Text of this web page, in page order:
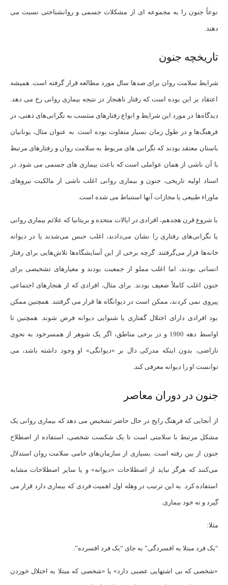
نوعاً جنون را به مجموعه ای از مشکلات جسمی و روانشناختی نسبت می
دهند.
تاریخچه جنون
شرایط سلامت روان برای صدها سال مورد مطالعه قرار گرفته است. همیشه
اعتقاد بر این بوده است که رفتار ناهنجار در نتیجه بیماری روانی رخ می دهد.
دیدگاه‌ها در مورد این شرایط و انواع رفتارهای منتسب به نگرانی‌های ذهنی، در
فرهنگ‌ها و در طول زمان بسیار متفاوت بوده است. به عنوان مثال، یونانیان
باستان معتقد بودند که نگرانی های مربوط به سلامت روان و رفتارهای مرتبط
با آن ناشی از همان عواملی است که باعث بیماری های جسمی می شود. در
اسناد اولیه تاریخی، جنون و بیماری روانی اغلب ناشی از مالکیت نیروهای
ماوراء طبیعی یا مجازات آنها استنباط می شده است.
با شروع قرن هجدهم، افرادی در ایالات متحده و بریتانیا که علائم بیماری روانی
یا نگرانی‌های رفتاری را نشان می‌دادند، اغلب حبس می‌شدند یا در دیوانه
‌خانه‌ها قرار می‌گرفتند. گرچه برخی از این آسایشگاه‌ها تلاش‌هایی برای رفتار
انسانی بودند، اما اغلب مملو از جمعیت بودند و معیارهای تشخیصی برای
جنون اغلب کاملاً ضعیف بودند. برای مثال، افرادی که از هنجارهای اجتماعی
پیروی نمی کردند، ممکن است در دیوانگاه ها قرار می گرفتند. همچنین ممکن
بود افرادی دارای اختلال گفتاری یا شنوایی دیوانه فرض شوند. همچنین تا
اواسط دهه 1900 و در برخی مناطق، اگر یک شوهر از همسرخود به نحوی
ناراضی، بدون اینکه مدرکی دال بر «دیوانگی» او وجود داشته باشد، می
توانست او را دیوانه معرفی کند.
جنون در دوران معاصر
از آنجایی که فرهنگ رایج در حال حاضر تشخیص می دهد که بیماری روانی یک
مشکل مرتبط با سلامتی است تا یک شکست شخصی، استفاده از اصطلاح
جنون از بین رفته است. بسیاری از سازمان‌های حامی سلامت روان استدلال
می‌کنند که هرگز نباید از اصطلاحات «دیوانه» و یا سایر اصطلاحات مشابه
استفاده کرد. به این ترتیب در وهله اول اهمیت فردی که بیماری دارد قرار می
گیرد و نه خود بیماری.
مثلا:
“یک فرد مبتلا به افسردگی” به جای “یک فرد افسرده”.
«شخصی که بی اشتهایی عصبی دارد» یا «شخصی که مبتلا به اختلال خوردن